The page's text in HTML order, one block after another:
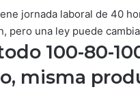
jornada laboral de 40
pero una ley puede
100-80-
misma